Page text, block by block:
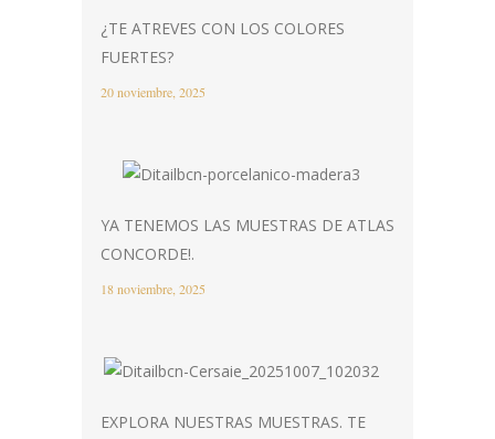
¿TE ATREVES CON LOS COLORES
FUERTES?
20 noviembre, 2025
YA TENEMOS LAS MUESTRAS DE ATLAS
CONCORDE!.
18 noviembre, 2025
EXPLORA NUESTRAS MUESTRAS. TE